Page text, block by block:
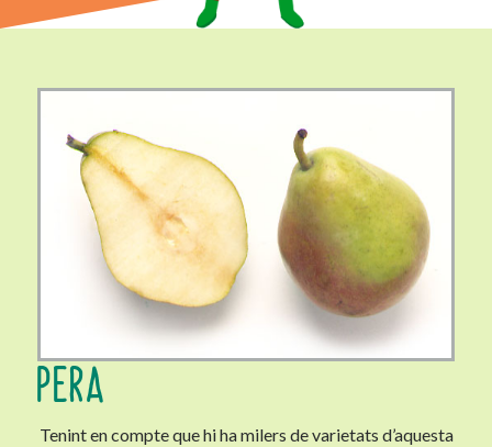
PERA
Tenint en compte que hi ha milers de varietats d’aquesta